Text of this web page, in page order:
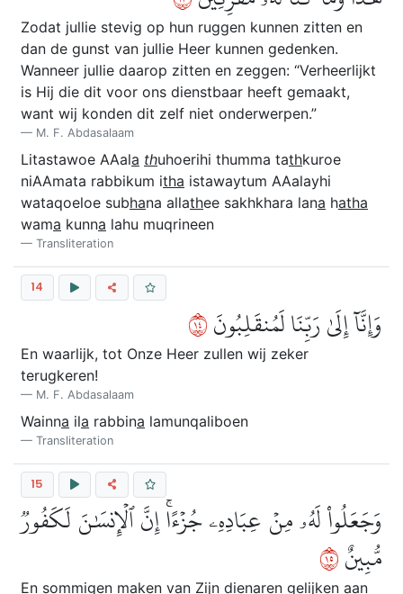
Zodat jullie stevig op hun ruggen kunnen zitten en
dan de gunst van jullie Heer kunnen gedenken.
Wanneer jullie daarop zitten en zeggen: “Verheerlijkt
is Hij die dit voor ons dienstbaar heeft gemaakt,
want wij konden dit zelf niet onderwerpen.”
M. F. Abdasalaam
Litastawoe AAala thuhoerihi thumma tathkuroe
niAAmata rabbikum itha istawaytum AAalayhi
wataqoeloe subhana allathee sakhkhara lana hatha
wama kunna lahu muqrineen
Transliteration
14
وَإِنَّآ إِلَىٰ رَبِّنَا لَمُنقَلِبُونَ٤١
En waarlijk, tot Onze Heer zullen wij zeker
terugkeren!
M. F. Abdasalaam
Wainna ila rabbina lamunqaliboen
Transliteration
15
وَجَعَلُواْ لَهُۥ مِنۡ عِبَادِهِۦ جُزۡءًاۚ إِنَّ ٱلۡإِنسَٰنَ لَكَفُورٞ
مُّبِينٌ٥١
En sommigen maken van Zijn dienaren gelijken aan